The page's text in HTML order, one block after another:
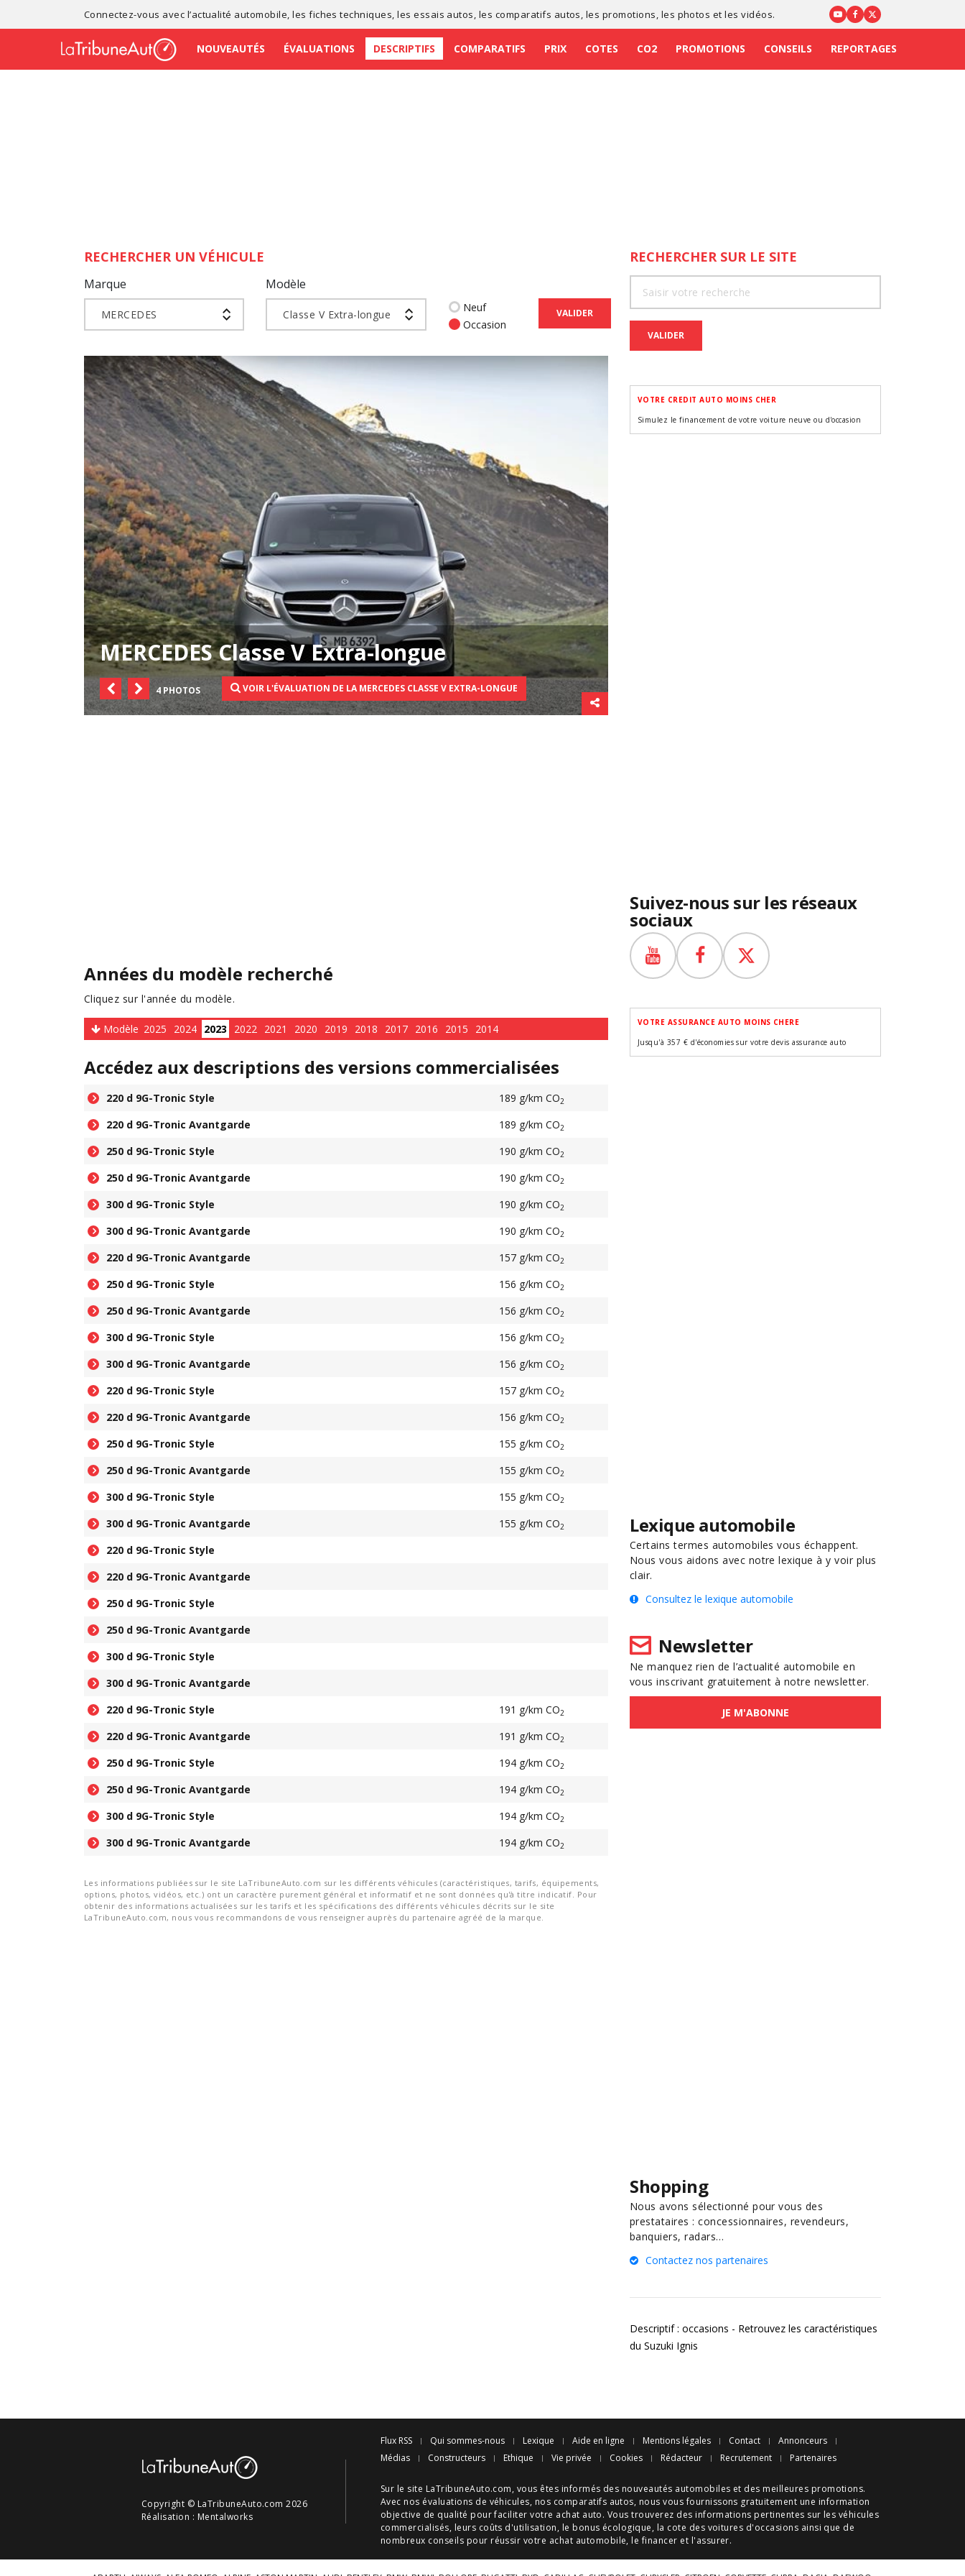
Connectez-vous avec l’actualité automobile , lesfiches techniques , lesessais autos , les comparatifs autos , les promotions , les photos et les vidéos.
NOUVEAUTÉS ÉVALUATIONS DESCRIPTIFS COMPARATIFS PRIX COTES CO2 PROMOTIONS CONSEILS REPORTAGES
RECHERCHER UN VÉHICULE
Marque
MERCEDES
Modèle
Classe V Extra-longue
Neuf
Occasion
VALIDER
MERCEDES Classe V Extra-longue
4 PHOTOS VOIR L'ÉVALUATION DE LA MERCEDES CLASSE V EXTRA-LONGUE
Années du modèle recherché
Cliquez sur l'année du modèle.
Modèle 2025 2024 2023 2022 2021 2020 2019 2018 2017 2016 2015 2014
Accédez aux descriptions des versions commercialisées
220 d 9G-Tronic Style 189 g/km CO2
220 d 9G-Tronic Avantgarde 189 g/km CO2
250 d 9G-Tronic Style 190 g/km CO2
250 d 9G-Tronic Avantgarde 190 g/km CO2
300 d 9G-Tronic Style 190 g/km CO2
300 d 9G-Tronic Avantgarde 190 g/km CO2
220 d 9G-Tronic Avantgarde 157 g/km CO2
250 d 9G-Tronic Style 156 g/km CO2
250 d 9G-Tronic Avantgarde 156 g/km CO2
300 d 9G-Tronic Style 156 g/km CO2
300 d 9G-Tronic Avantgarde 156 g/km CO2
220 d 9G-Tronic Style 157 g/km CO2
220 d 9G-Tronic Avantgarde 156 g/km CO2
250 d 9G-Tronic Style 155 g/km CO2
250 d 9G-Tronic Avantgarde 155 g/km CO2
300 d 9G-Tronic Style 155 g/km CO2
300 d 9G-Tronic Avantgarde 155 g/km CO2
220 d 9G-Tronic Style
220 d 9G-Tronic Avantgarde
250 d 9G-Tronic Style
250 d 9G-Tronic Avantgarde
300 d 9G-Tronic Style
300 d 9G-Tronic Avantgarde
220 d 9G-Tronic Style
191 g/km CO2
220 d 9G-Tronic Avantgarde 191 g/km CO2
250 d 9G-Tronic Style 194 g/km CO2
250 d 9G-Tronic Avantgarde 194 g/km CO2
300 d 9G-Tronic Style 194 g/km CO2
300 d 9G-Tronic Avantgarde 194 g/km CO2
Les informations publiées sur le site LaTribuneAuto.com sur les différents véhicules (caractéristiques, tarifs, équipements,
options, photos, vidéos, etc.) ont un caractère purement général et informatif et ne sont données qu'à titre indicatif. Pour
obtenir des informations actualisées sur les tarifs et les spécifications des différents véhicules décrits sur le site
LaTribuneAuto.com, nous vous recommandons de vous renseigner auprès du partenaire agréé de la marque.
RECHERCHER SUR LE SITE
VALIDER
VOTRE CREDIT AUTO MOINS CHER
Simulez le financement de votre voiture neuve ou d'occasion
Suivez-nous sur les réseaux
sociaux
VOTRE ASSURANCE AUTO MOINS CHERE
Jusqu'à 357 € d'économies sur votre devis assurance auto
Lexique automobile
Certains termes automobiles vous échappent.
Nous vous aidons avec notre lexique à y voir plus
clair.
Consultez le lexique automobile
Newsletter
Ne manquez rien de l’actualité automobile en
vous inscrivant gratuitement à notre newsletter.
JE M'ABONNE
Shopping
Nous avons sélectionné pour vous des
prestataires : concessionnaires, revendeurs,
banquiers, radars…
Contactez nos partenaires
Descriptif : occasions - Retrouvez les caractéristiques
du Suzuki Ignis
Copyright © LaTribuneAuto.com 2026
Réalisation : Mentalworks
Flux RSS Qui sommes-nous Lexique Aide en ligne Mentions légales Contact
Annonceurs
Médias
Constructeurs Ethique Vie privée Cookies Rédacteur Recrutement Partenaires
Sur le site LaTribuneAuto.com, vous êtes informés des nouveautés automobiles et des meilleures promotions.
Avec nos évaluations de véhicules, nos comparatifs autos, nous vous fournissons gratuitement une information
objective de qualité pour faciliter votre achat auto. Vous trouverez des informations pertinentes sur les véhicules
commercialisés, leurs coûts d'utilisation, le bonus écologique, la cote des voitures d'occasions ainsi que de
nombreux conseils pour réussir votre achat automobile, le financer et l'assurer.